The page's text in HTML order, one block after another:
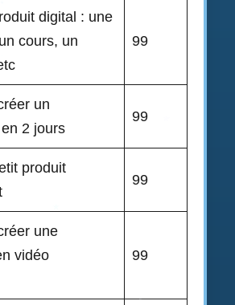
digital : une
cours, un
99
un
2 jours
99
produit
99
une
vidéo
99